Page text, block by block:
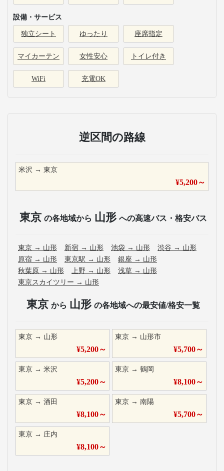
設備・サービス
独立シート ゆったり 座席指定
マイカーテン 女性安心 トイレ付き
WiFi 充電OK
逆区間の路線
米沢 → 東京
¥5,200～
東京 の各地域から 山形 への高速バス・格安バス
東京 → 山形 新宿 → 山形 池袋 → 山形 渋谷 → 山形
原宿 → 山形 東京駅 → 山形 銀座 → 山形
秋葉原 → 山形 上野 → 山形 浅草 → 山形
東京スカイツリー → 山形
東京 から 山形 の各地域への最安値/格安一覧
東京 → 山形
¥5,200～
東京 → 山形市
¥5,700～
東京 → 米沢
¥5,200～
東京 →鶴岡
¥8,100～
東京 → 酒田
¥8,100～
東京 →南陽
¥5,700～
東京 → 庄内
¥8,100～